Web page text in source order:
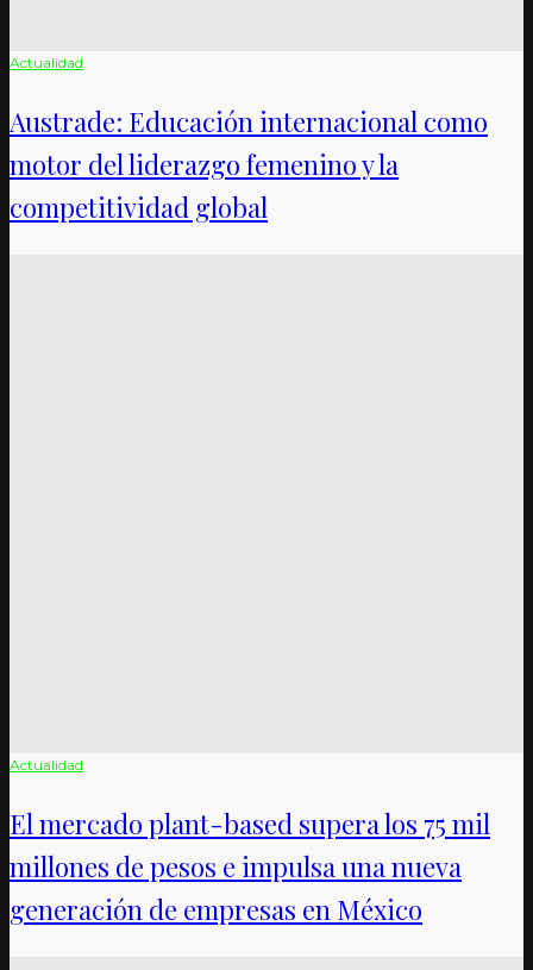
Actualidad
Austrade: Educación internacional como
motor del liderazgo femenino y la
competitividad global
Actualidad
El mercado plant-based supera los 75 mil
millones de pesos e impulsa una nueva
generación de empresas en México